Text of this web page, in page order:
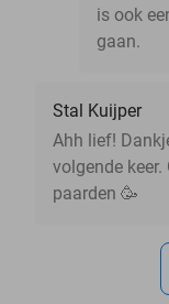
is ook
gaan.
Stal Kuijper
Ahh lief!
volgende keer.
paarden 🥳